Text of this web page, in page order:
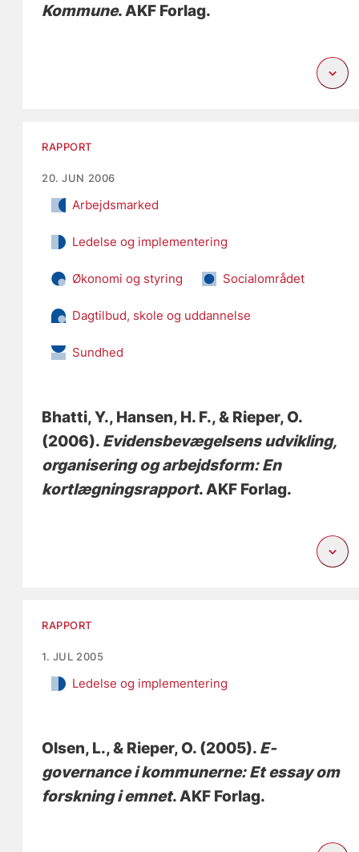
Kommune. AKF Forlag.
RAPPORT
20. JUN 2006
Arbejdsmarked
Ledelse og implementering
Økonomi og styring Socialområdet
Dagtilbud, skole og uddannelse
Sundhed
Bhatti, Y., Hansen, H. F., & Rieper, O.
(2006). Evidensbevægelsens udvikling,
organisering og arbejdsform: En
kortlægningsrapport. AKF Forlag.
RAPPORT
1. JUL 2005
Ledelse og implementering
Olsen, L., & Rieper, O. (2005). E-
governance i kommunerne: Et essay om
forskning i emnet. AKF Forlag.